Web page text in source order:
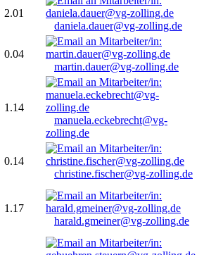
2.01
daniela.dauer@vg-zolling.de
0.04
martin.dauer@vg-zolling.de
1.14
manuela.eckebrecht@vg-
zolling.de
0.14
christine.fischer@vg-zolling.de
1.17
harald.gmeiner@vg-zolling.de